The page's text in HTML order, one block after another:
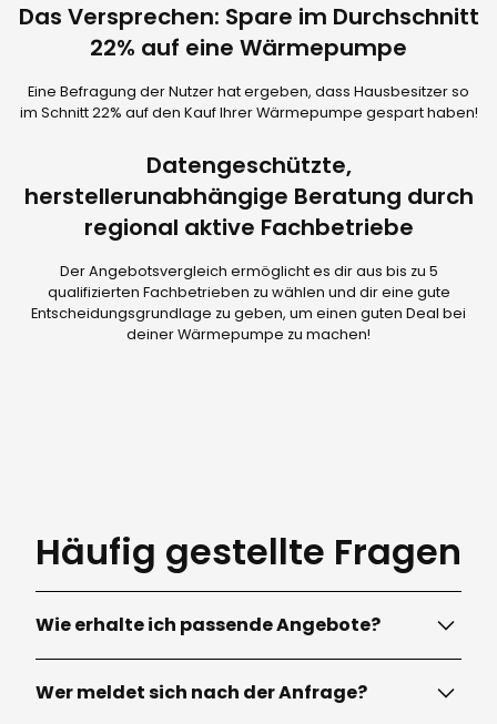
Das Versprechen: Spare im Durchschnitt
22% auf eine Wärmepumpe
Eine Befragung der Nutzer hat ergeben, dass Hausbesitzer so
im Schnitt 22% auf den Kauf Ihrer Wärmepumpe gespart haben!
Datengeschützte,
herstellerunabhängige Beratung durch
regional aktive Fachbetriebe
Der Angebotsvergleich ermöglicht es dir aus bis zu 5
qualifizierten Fachbetrieben zu wählen und dir eine gute
Entscheidungsgrundlage zu geben, um einen guten Deal bei
deiner Wärmepumpe zu machen!
Häufig gestellte Fragen
Wie erhalte ich passende Angebote?
oben stehende Formularaus. Die Eckdaten
Wer meldet sich nach der Anfrage?